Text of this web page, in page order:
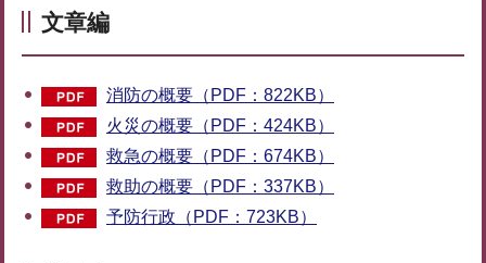
文章編
消防の概要（PDF：822KB）
火災の概要（PDF：424KB）
救急の概要（PDF：674KB）
救助の概要（PDF：337KB）
予防行政（PDF：723KB）